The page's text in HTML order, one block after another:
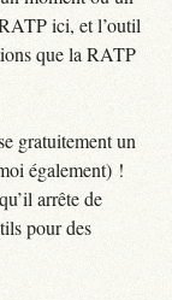
ici, et l’outil
que la RATP
gratuitement un
également) !
arrête de
pour des